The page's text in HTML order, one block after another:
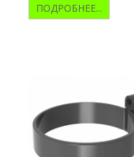
ПОДРОБНЕЕ...